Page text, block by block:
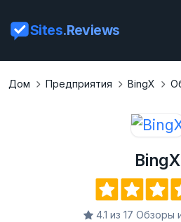
Sites.Reviews
Дом Предприятия BingX
BingX
4.1 из 17 Обзоры